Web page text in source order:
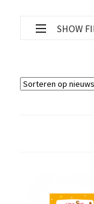
SHOW
Filter op